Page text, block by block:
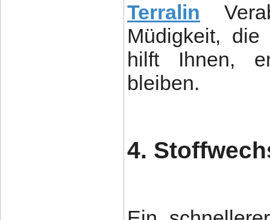
Terralin
Müdigkeit,
hilft Ihnen,
bleiben.
4.